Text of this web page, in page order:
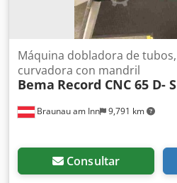
Braunau am Inn 9,791 km
Máquina dobladora de
curvadora con mandril
Bema Record CNC 65 D- S
Consultar